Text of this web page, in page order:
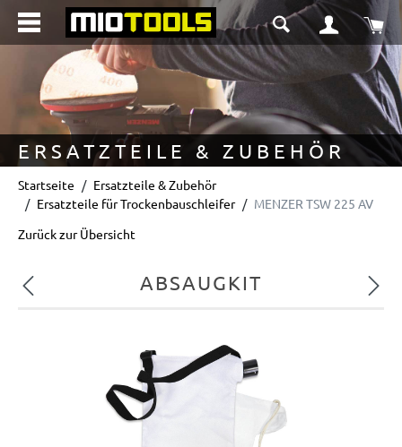
springen
ERSATZTEILE & ZUBEHÖR
Startseite
Ersatzteile & Zubehör
Ersatzteile für Trockenbauschleifer
MENZER TSW 225 AV
Zurück zur Übersicht
Vorheriges ABSAUGKIT
Bildergalerie überspringen